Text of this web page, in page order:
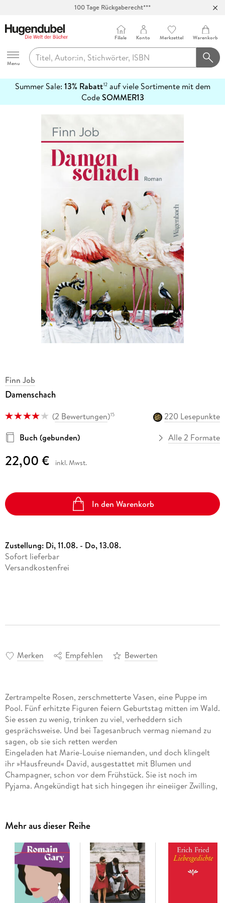
100 Tage Rückgaberecht***
Hugendubel
Menu
Filiale Konto Merkzettel Warenkorb
Summer Sale: 13% Rabatt12auf viele Sortimente mit dem
CodeSOMMER13
erfahren
Finn Job
Damenschach
(2 Bewertungen)15
220 Lesepunkte
Buch (gebunden)
Alle 2 Formate
22,00 € inkl. Mwst.
In den Warenkorb
Zustellung: Di, 11.08. - Do, 13.08.
Sofort lieferbar
Versandkostenfrei
Merken Empfehlen Bewerten
Zertrampelte Rosen, zerschmetterte Vasen, eine Puppe im
Pool. Fünf erhitzte Figuren feiern Geburtstag mitten im Wald.
Sie essen zu wenig, trinken zu viel, verheddern sich
gesprächsweise. Und bei Tagesanbruch vermag niemand zu
sagen, ob sie sich retten werden
Eingeladen hat Marie-Louise niemanden, und doch klingelt
ihr »Hausfreund« David, ausgestattet mit Blumen und
Champagner, schon vor dem Frühstück. Sie ist noch im
Pyjama. Angekündigt hat sich hingegen ihr eineiiger Zwilling,
großen Hunger hat sie auch. Die Haushälterin Ivana führt
unbemerkt Regie, behält die Ruhe und alles im Blick. Eine
exzentrisch überfüllte Architektenvilla im Wienerwald wird
zur Bühne dieser zunehmend schrillen Dinnerparty, die vom
Pizzaservice beliefert wird. Die Stimmung ist ebenso
angespannt wie erotisch aufgeladen. Es wird laufend
nachgeschenkt und vor allem gestritten. Darüber, wie man
Mehr aus dieser Reihe